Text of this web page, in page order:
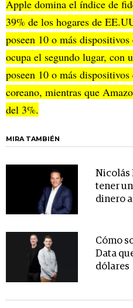
Apple domina el índice de
39% de los hogares de
poseen 10 o más
ocupa el segundo lugar, con
poseen 10 o más
coreano, mientras que
del 3%.
MIRA TAMBIÉN
Nicolás
tener
dinero
Cómo
Data
dólares